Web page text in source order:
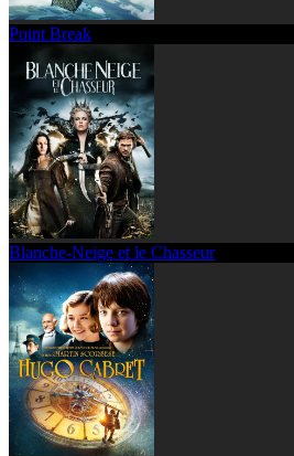
Point Break
Blanche-Neige et le Chasseur